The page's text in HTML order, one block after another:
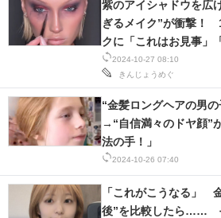
2024-10-27 08:10
きんじょうめぐ
紫のアイシャドウを
ぎるメイク”が衝撃！
クに「これはお見事」
2024-10-26 07:40
“金髪ロングヘアの男
→“自信満々のドヤ顔”
法の手！」
「これがこうなる」
後”を比較したら……